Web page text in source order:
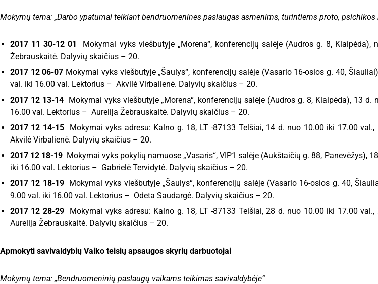
Mokymų tema: „Darbo ypatumai teikiant bendruomenines paslaugas asmenims, turintiems proto, psichikos
2017 11 30-12 01 Mokymai vyks viešbutyje „Morena“, konferencijų salėje (Audros g. 8,
Žebrauskaitė. Dalyvių skaičius – 20.
2017 12 06-07 Mokymai vyks viešbutyje „Šaulys“, konferencijų salėje (Vasario 16-osios g. 40,
val. iki 16.00 val. Lektorius – Akvilė Virbalienė. Dalyvių skaičius – 20.
2017 12 13-14 Mokymai vyks viešbutyje „Morena“, konferencijų salėje (Audros g. 8, Klaipėda), 13
16.00 val. Lektorius – Aurelija Žebrauskaitė. Dalyvių skaičius – 20.
2017 12 14-15 Mokymai vyks adresu: Kalno g. 18, LT -87133 Telšiai, 14 d. nuo 10.00 iki 17.00
Akvilė Virbalienė. Dalyvių skaičius – 20.
2017 12 18-19 Mokymai vyks pokylių namuose „Vasaris“, VIP1 salėje (Aukštaičių g. 88, Panevėžys),
iki 16.00 val. Lektorius – Gabrielė Tervidytė. Dalyvių skaičius – 20.
2017 12 18-19 Mokymai vyks viešbutyje „Šaulys“, konferencijų salėje (Vasario 16-osios g. 40,
9.00 val. iki 16.00 val. Lektorius – Odeta Saudargė. Dalyvių skaičius – 20.
2017 12 28-29 Mokymai vyks adresu: Kalno g. 18, LT -87133 Telšiai, 28 d. nuo 10.00 iki 17.00
Aurelija Žebrauskaitė. Dalyvių skaičius – 20.
Apmokyti savivaldybių Vaiko teisių apsaugos skyrių darbuotojai
Mokymų tema: „Bendruomeninių paslaugų vaikams teikimas savivaldybėje“